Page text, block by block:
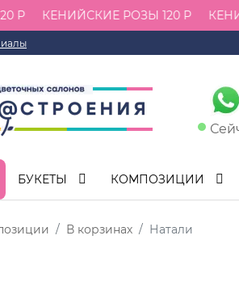
Р КЕНИЙСКИЕ РОЗЫ 120 Р
БУКЕТЫ КОМПОЗИЦИИ
В корзинах Натали